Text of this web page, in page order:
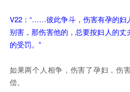
V22：“……彼此争斗，伤害有孕的妇
别害，那伤害他的，总要按妇人的
的受罚。”
如果两个人相争，伤害了孕妇，伤
偿。